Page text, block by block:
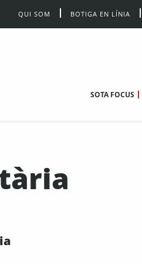
QUI SOM BOTIGA EN LÍNIA
SOTA FOCUS